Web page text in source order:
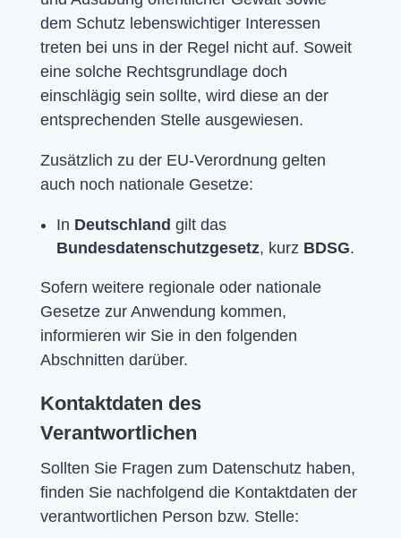
dem Schutz lebenswichtiger Interessen
treten bei uns in der Regel nicht auf. Soweit
eine solche Rechtsgrundlage doch
einschlägig sein sollte, wird diese an der
entsprechenden Stelle ausgewiesen.
Zusätzlich zu der EU-Verordnung gelten
auch noch nationale Gesetze:
In Deutschland gilt das
Bundesdatenschutzgesetz, kurz BDSG.
Sofern weitere regionale oder nationale
Gesetze zur Anwendung kommen,
informieren wir Sie in den folgenden
Abschnitten darüber.
Kontaktdaten des
Verantwortlichen
Sollten Sie Fragen zum Datenschutz haben,
finden Sie nachfolgend die Kontaktdaten der
verantwortlichen Person bzw. Stelle: